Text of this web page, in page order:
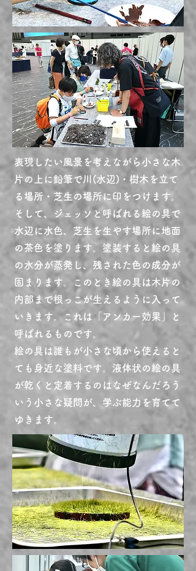
表現したい風景を考えながら小さな木
片の上に鉛筆で川(水辺)・樹木を立て
る場所・芝生の場所に印をつけます。
そして、ジェッソと呼ばれる絵の具で
水辺に水色、芝生を生やす場所に地面
の茶色を塗ります。塗装すると 絵の具
の水分が蒸発し、残された色の成分が
固まります。このとき絵の具は木片の
内部まで根っこが生えるように 入って
いきます。これは「アンカー効果」と
呼ばれるものです。
​絵の具は誰もが小さな頃から使えると
ても身近な塗料です。液体状の絵の具
が乾くと定着するのはなぜなんだろう
いう小さな疑問が、学ぶ能力を育てて
ゆきます。